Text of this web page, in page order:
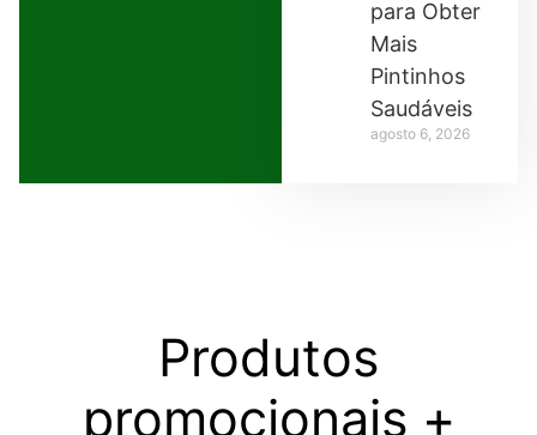
para Obter
Mais
Pintinhos
Saudáveis
agosto 6, 2026
Produtos
promocionais +